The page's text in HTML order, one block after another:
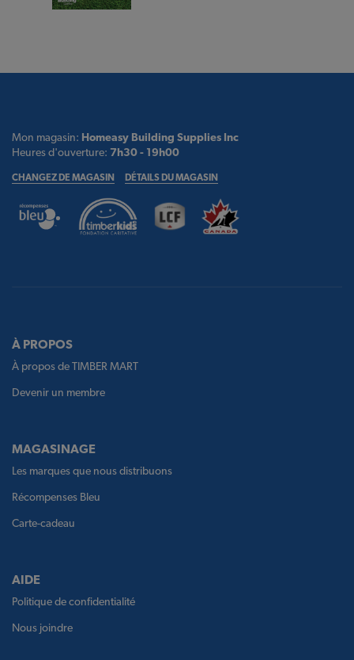
Mon magasin: Homeasy Building Supplies Inc
Heures d'ouverture: 7h30 - 19h00
CHANGEZ DE MAGASIN DÉTAILS DU MAGASIN
À PROPOS
À propos de TIMBER MART
Devenir un membre
MAGASINAGE
Les marques que nous distribuons
Récompenses Bleu
Carte-cadeau
AIDE
Politique de confidentialité
Nous joindre